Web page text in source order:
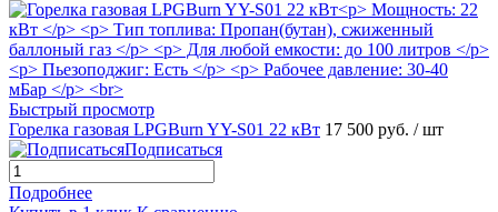
Быстрый просмотр
Горелка газовая LPGBurn YY-S01 22 кВт 17 500 руб. / шт
Подписаться
Подробнее